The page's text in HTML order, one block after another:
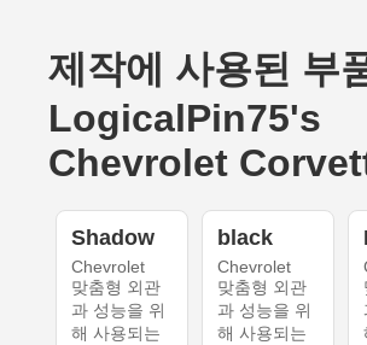
제작에 사용된 부
LogicalPin75's
Chevrolet
Shadow
Chevrolet
맞춤형 외관
과 성능을 위
해 사용되는
black
Chevrolet
맞춤형 외관
과 성능을 위
해 사용되는